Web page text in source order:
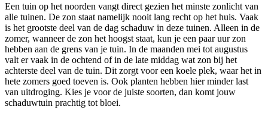
Een tuin op het noorden vangt direct gezien het minste zonlicht van
alle tuinen. De zon staat namelijk nooit lang recht op het huis. Vaak
is het grootste deel van de dag schaduw in deze tuinen. Alleen in de
zomer, wanneer de zon het hoogst staat, kun je een paar uur zon
hebben aan de grens van je tuin. In de maanden mei tot augustus
valt er vaak in de ochtend of in de late middag wat zon bij het
achterste deel van de tuin. Dit zorgt voor een koele plek, waar het in
hete zomers goed toeven is. Ook planten hebben hier minder last
van uitdroging. Kies je voor de juiste soorten, dan komt jouw
schaduwtuin prachtig tot bloei.